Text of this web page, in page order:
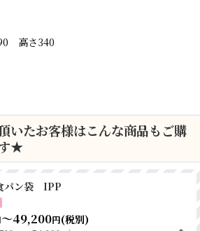
高さ340
いたお客様はこんな商品もご購
★
パン袋 IPP
～49,200円(税別)